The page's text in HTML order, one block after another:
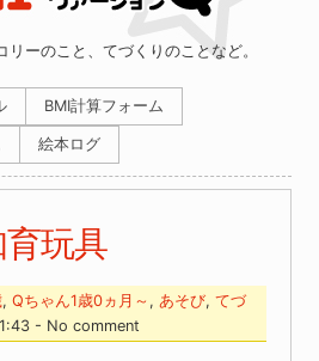
ーのこと、てづくりのことなど。
BMI計算フォーム
絵本ログ
玩具
,Qちゃん1歳0ヵ月～ ,あそび,てづ
- No comment